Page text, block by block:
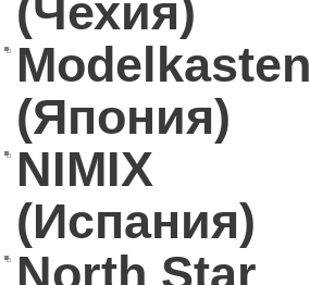
(Чехия)
Modelkasten
(Япония)
NIMIX
(Испания)
North Star